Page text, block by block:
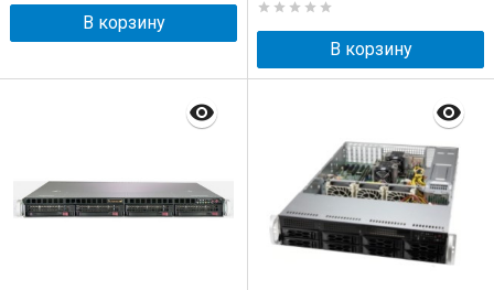
В корзину
В корзину